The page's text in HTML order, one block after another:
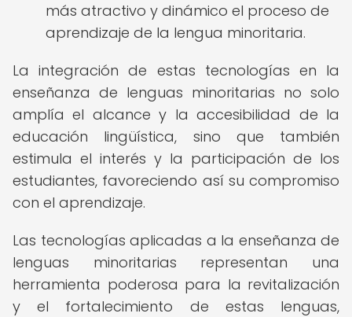
más atractivo y dinámico el proceso de
aprendizaje de la lengua minoritaria.
La integración de estas tecnologías en la
enseñanza de lenguas minoritarias no solo
amplía el alcance y la accesibilidad de la
educación lingüística, sino que también
estimula el interés y la participación de los
estudiantes, favoreciendo así su compromiso
con el aprendizaje.
Las tecnologías aplicadas a la enseñanza de
lenguas minoritarias representan una
herramienta poderosa para la revitalización
y el fortalecimiento de estas lenguas,